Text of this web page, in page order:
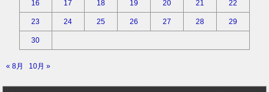
16 17 18 19 20 21 22
23 24 25 26 27 28 29
30
« 8月 10月 »